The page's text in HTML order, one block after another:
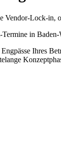
Vendor-Lock-in,
in Baden-
Ihres